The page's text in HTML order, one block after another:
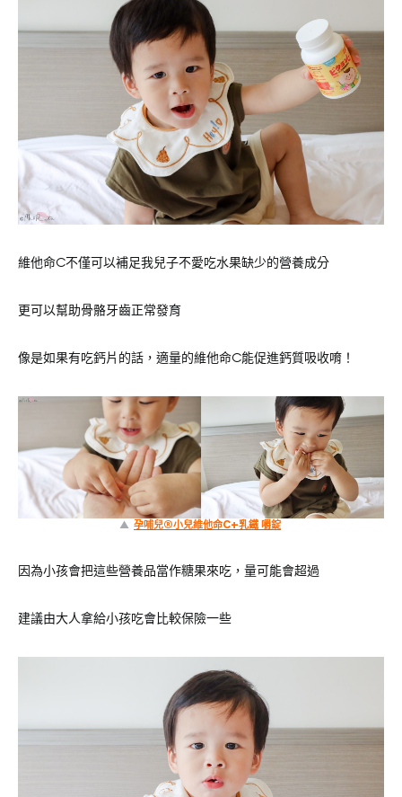
維他命C不僅可以補足我兒子不愛吃水果缺少的營養成分
更可以幫助骨骼牙齒正常發育
像是如果有吃鈣片的話，適量的維他命C能促進鈣質吸收唷！
▲ 孕哺兒®小兒維他命C+乳鐵 嚼錠
因為小孩會把這些營養品當作糖果來吃，量可能會超過
建議由大人拿給小孩吃會比較保險一些